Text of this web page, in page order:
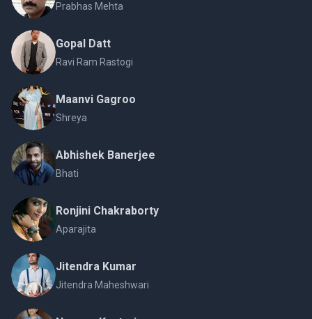
Prabhas Mehta
Gopal Datt
Ravi Ram Rastogi
Maanvi Gagroo
Shreya
Abhishek Banerjee
Bhati
Ronjini Chakraborty
Aparajita
Jitendra Kumar
Jitendra Maheshwari